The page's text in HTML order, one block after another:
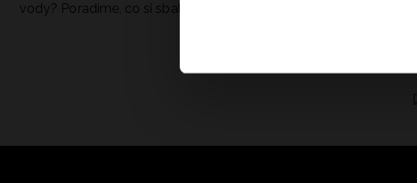
vody? Poradíme, co si sbalit
kategorie? Kompletní